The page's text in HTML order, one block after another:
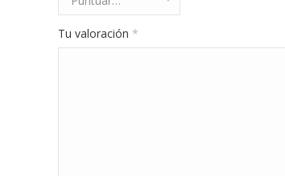
Tu valoración *